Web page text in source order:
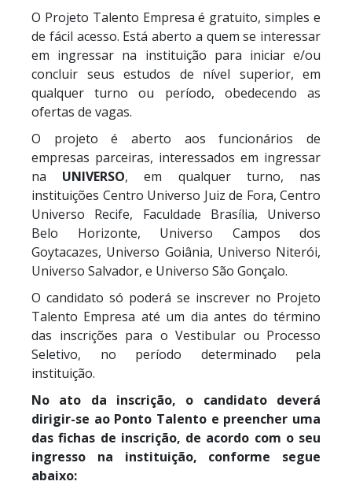
O Projeto Talento Empresa é gratuito, simples e
de fácil acesso. Está aberto a quem se interessar
em ingressar na instituição para iniciar e/ou
concluir seus estudos de nível superior, em
qualquer turno ou período, obedecendo as
ofertas de vagas.
O projeto é aberto aos funcionários de
empresas parceiras, interessados em ingressar
na UNIVERSO, em qualquer turno, nas
instituições Centro Universo Juiz de Fora, Centro
Universo Recife, Faculdade Brasília, Universo
Belo Horizonte, Universo Campos dos
Goytacazes, Universo Goiânia, Universo Niterói,
Universo Salvador, e Universo São Gonçalo.
O candidato só poderá se inscrever no Projeto
Talento Empresa até um dia antes do término
das inscrições para o Vestibular ou Processo
Seletivo, no período determinado pela
instituição.
No ato da inscrição, o candidato deverá
dirigir-se ao Ponto Talento e preencher uma
das fichas de inscrição, de acordo com o seu
ingresso na instituição, conforme segue
abaixo: